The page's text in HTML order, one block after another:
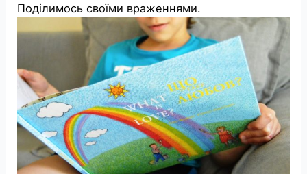
Поділимось своїми враженнями.